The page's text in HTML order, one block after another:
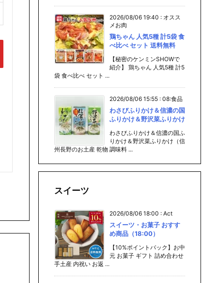
2026/08/06 19:40 : オスス
メお肉
鶏ちゃん 人気5種 計5袋 食
べ比べ セット 送料無料
【秘密のケンミンSHOWで
紹介】 鶏ちゃん 人気5種 計5
袋 食べ比べ セット ...
2026/08/06 15:55 : 08:食品
わさびふりかけ＆信濃の国
ふりかけ＆野沢菜ふりかけ
わさびふりかけ＆信濃の国ふ
りかけ＆野沢菜ふりかけ（信
州長野のお土産 乾物 調味料 ...
スイーツ
2026/08/06 18:00 : Act
スイーツ・お菓子 おすす
め商品（18:00）
【10%ポイントバック】お中
元 お菓子 ギフト 詰め合わせ
手土産 内祝い お返 ...